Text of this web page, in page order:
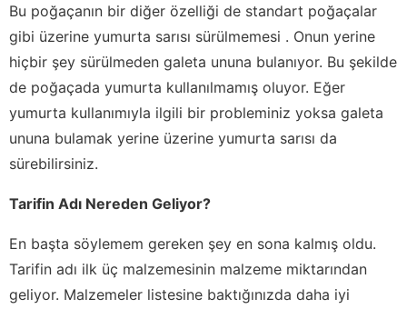
Bu poğaçanın bir diğer özelliği de standart poğaçalar
gibi üzerine yumurta sarısı sürülmemesi . Onun yerine
hiçbir şey sürülmeden galeta ununa bulanıyor. Bu şekilde
de poğaçada yumurta kullanılmamış oluyor. Eğer
yumurta kullanımıyla ilgili bir probleminiz yoksa galeta
ununa bulamak yerine üzerine yumurta sarısı da
sürebilirsiniz.
Tarifin Adı Nereden Geliyor?
En başta söylemem gereken şey en sona kalmış oldu.
Tarifin adı ilk üç malzemesinin malzeme miktarından
geliyor. Malzemeler listesine baktığınızda daha iyi